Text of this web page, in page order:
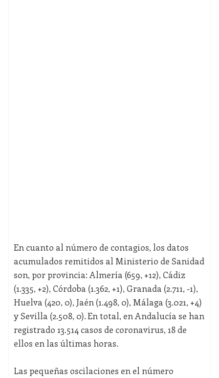
En cuanto al número de contagios, los datos
acumulados remitidos al Ministerio de Sanidad
son, por provincia: Almería (659, +12), Cádiz
(1.335, +2), Córdoba (1.362, +1), Granada (2.711, -1),
Huelva (420, 0), Jaén (1.498, 0), Málaga (3.021, +4)
y Sevilla (2.508, 0). En total, en Andalucía se han
registrado 13.514 casos de coronavirus, 18 de
ellos en las últimas horas.
Las pequeñas oscilaciones en el número